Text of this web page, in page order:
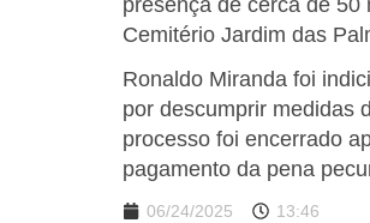
presença de cerca de
Cemitério Jardim das
Ronaldo Miranda foi
por descumprir medidas
processo foi encerrado
pagamento da pena
06/24/2025 13:46